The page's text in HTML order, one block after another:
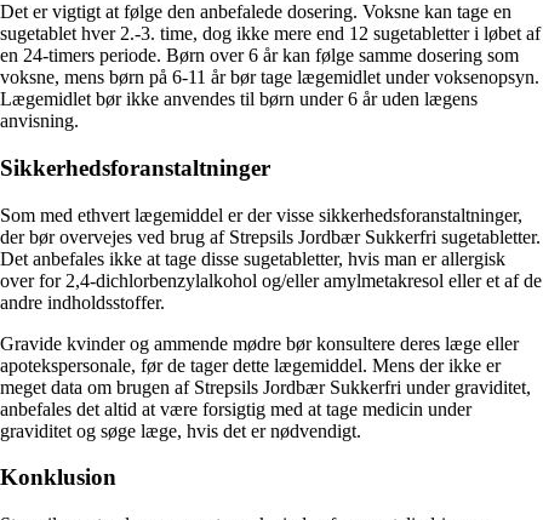
Det er vigtigt at følge den anbefalede dosering. Voksne kan tage en
sugetablet hver 2.-3. time, dog ikke mere end 12 sugetabletter i løbet af
en 24-timers periode. Børn over 6 år kan følge samme dosering som
voksne, mens børn på 6-11 år bør tage lægemidlet under voksenopsyn.
Lægemidlet bør ikke anvendes til børn under 6 år uden lægens
anvisning.
Sikkerhedsforanstaltninger
Som med ethvert lægemiddel er der visse sikkerhedsforanstaltninger,
der bør overvejes ved brug af Strepsils Jordbær Sukkerfri sugetabletter.
Det anbefales ikke at tage disse sugetabletter, hvis man er allergisk
over for 2,4-dichlorbenzylalkohol og/eller amylmetakresol eller et af de
andre indholdsstoffer.
Gravide kvinder og ammende mødre bør konsultere deres læge eller
apotekspersonale, før de tager dette lægemiddel. Mens der ikke er
meget data om brugen af Strepsils Jordbær Sukkerfri under graviditet,
anbefales det altid at være forsigtig med at tage medicin under
graviditet og søge læge, hvis det er nødvendigt.
Konklusion